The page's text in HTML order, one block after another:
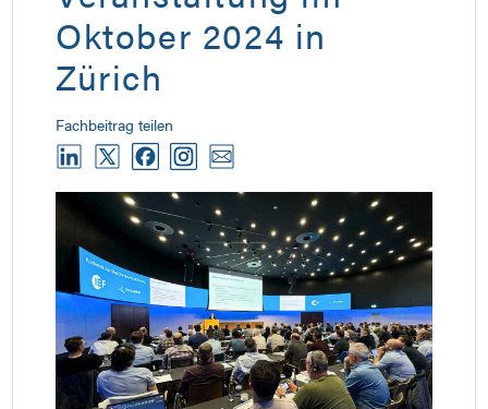
Oktober 2024 in
Zürich
Fachbeitrag teilen